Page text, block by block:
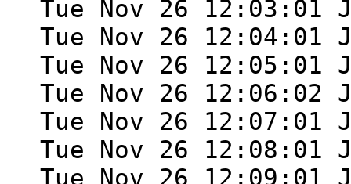
Tue Nov 26 12:03:01
Tue Nov 26 12:04:01
Tue Nov 26 12:05:01
Tue Nov 26 12:06:02
Tue Nov 26 12:07:01
Tue Nov 26 12:08:01
Tue Nov 26 12:09:01